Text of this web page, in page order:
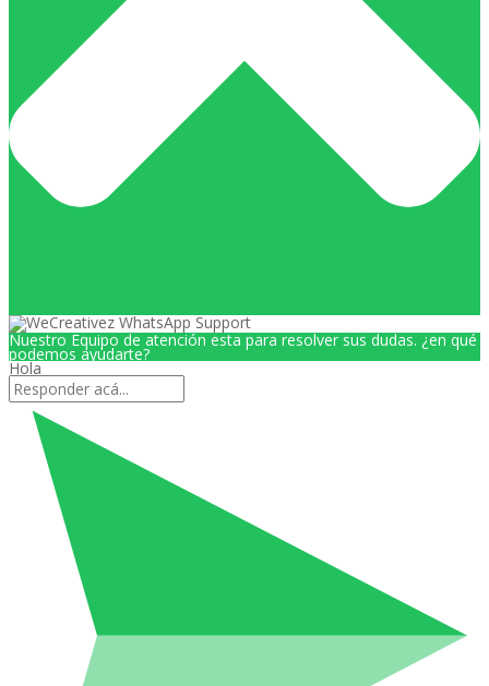
Nuestro Equipo de atención esta para resolver sus dudas. ¿en qué
podemos ayudarte?
Hola